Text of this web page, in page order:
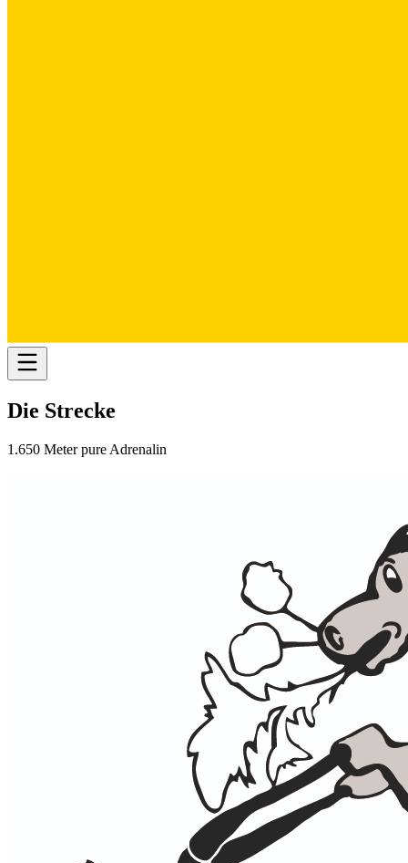
Die Strecke
1.650 Meter pure Adrenalin